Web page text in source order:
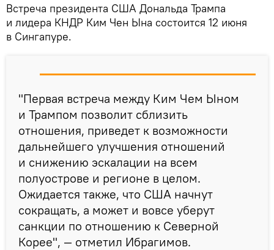
Встреча президента США Дональда Трампа
и лидера КНДР Ким Чен Ына состоится 12 июня
в Сингапуре.
"Первая встреча между Ким Чем Ыном
и Трампом позволит сблизить
отношения, приведет к возможности
дальнейшего улучшения отношений
и снижению эскалации на всем
полуострове и регионе в целом.
Ожидается также, что США начнут
сокращать, а может и вовсе уберут
санкции по отношению к Северной
Корее", — отметил Ибрагимов.